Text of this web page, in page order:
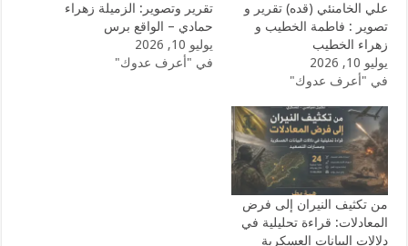
علي الخامنئي (قده) تقرير و
تصوير : فاطمة الخطيب و
زهراء الخطيب
يوليو 10, 2026
في "أعرف عدوك"
تقرير وتصوير: الزميلة زهراء
حمادي – الواقع برس
يوليو 10, 2026
في "أعرف عدوك"
من تكثيف النيران إلى فرض
المعادلات: قراءة تحليلية في
دلالات البيانات العسكرية